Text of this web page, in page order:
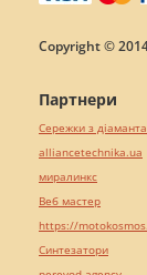
Copyright ©
Партнери
Сережки з
alliancetechnika.ua
миралинкс
Веб мастер
https://
Синтезатори